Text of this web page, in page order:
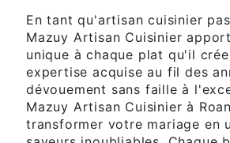
En tant qu'artisan cuisinier
Mazuy Artisan Cuisinier
unique à chaque plat qu'il
expertise acquise au fil des
dévouement sans faille à
Mazuy Artisan Cuisinier à
transformer votre mariage en